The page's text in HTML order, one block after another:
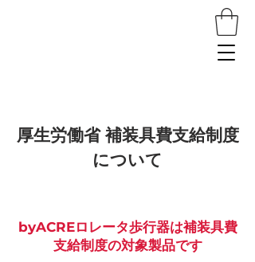
厚生労働省 補装具費支給制度
について
byACREロレータ歩行器は補装具費
支給制度の対象製品です